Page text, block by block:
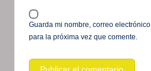
Guarda mi nombre, correo
para la próxima vez que comente.